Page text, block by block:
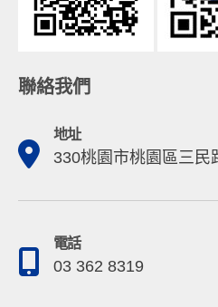
聯絡我們
地址
330桃園市桃園區三民
電話
03 362 8319